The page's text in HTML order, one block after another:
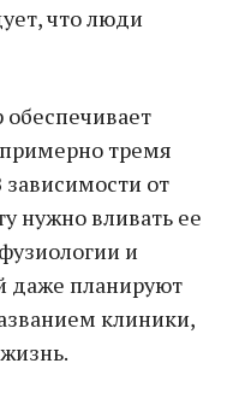
что люди
тремя
от
нужно вливать ее
и
даже планируют
клиники,